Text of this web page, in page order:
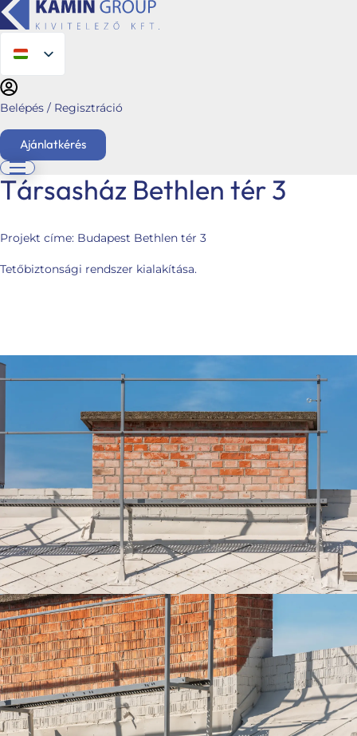
Belépés / Regisztráció
Ajánlatkérés
Főoldal
Ajánlatkérés
Tervezés
Tetőbiztonsági rendszerek
Komforttechnika
Társasházi kéményfelújítás
Rólunk
Portfólió
Hírek
Webshop
Kapcsolat
Belépés / Regisztráció
Kosár
Társasház Bethlen tér 3
Projekt címe: Budapest Bethlen tér 3
Tetőbiztonsági rendszer kialakítása.